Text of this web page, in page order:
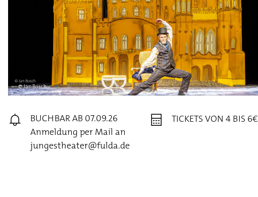
© Jan Bosch
BUCHBAR AB 07.09.26
Anmeldung per Mail an
jungestheater@fulda.de
TICKETS VON 4 BIS 6€